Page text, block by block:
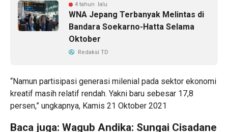
4 tahun lalu
WNA Jepang Terbanyak Melintas di
Bandara Soekarno-Hatta Selama
Oktober
Redaksi TD
“Namun partisipasi generasi milenial pada sektor ekonomi
kreatif masih relatif rendah. Yakni baru sebesar 17,8
persen,” ungkapnya, Kamis 21 Oktober 2021
Baca juga: Wagub Andika: Sungai Cisadane